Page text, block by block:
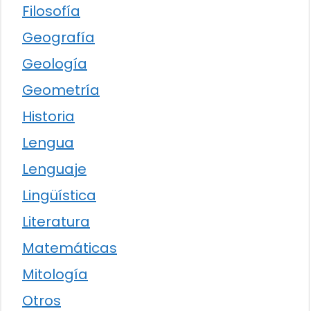
Filosofía
Geografía
Geología
Geometría
Historia
Lengua
Lenguaje
Lingüística
Literatura
Matemáticas
Mitología
Otros